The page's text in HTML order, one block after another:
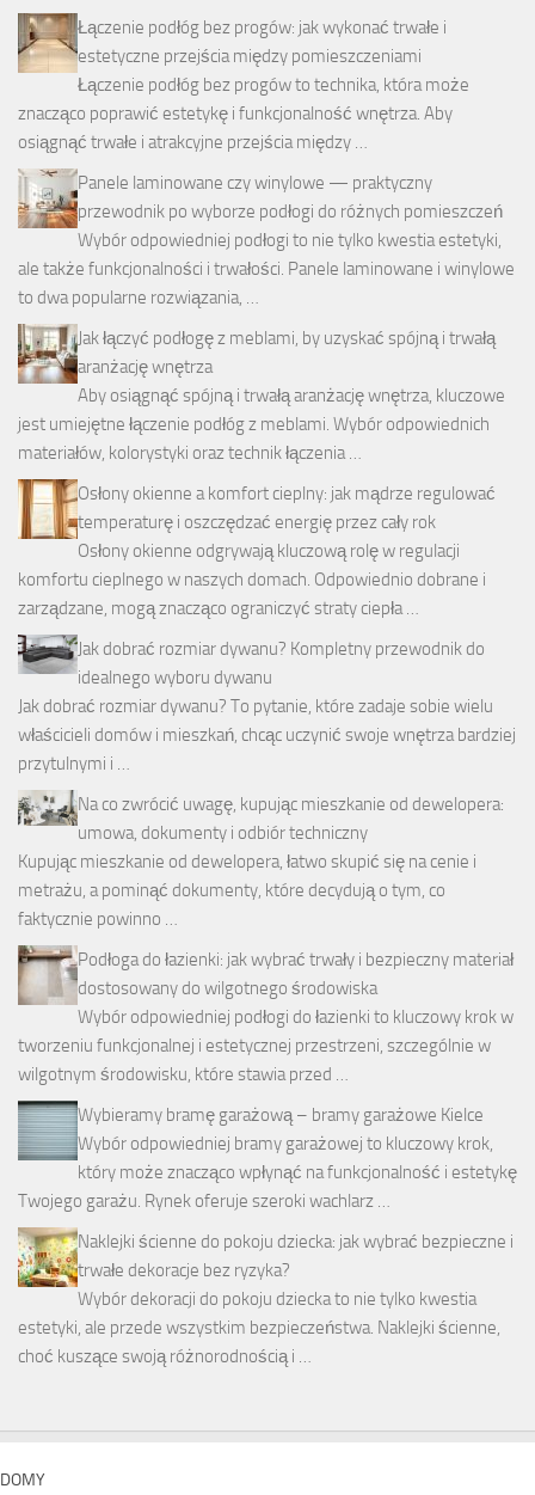
Łączenie podłóg bez progów: jak wykonać trwałe i
estetyczne przejścia między pomieszczeniami
Łączenie podłóg bez progów to technika, która może
znacząco poprawić estetykę i funkcjonalność wnętrza. Aby
osiągnąć trwałe i atrakcyjne przejścia między …
Panele laminowane czy winylowe — praktyczny
przewodnik po wyborze podłogi do różnych pomieszczeń
Wybór odpowiedniej podłogi to nie tylko kwestia estetyki,
ale także funkcjonalności i trwałości. Panele laminowane i winylowe
to dwa popularne rozwiązania, …
Jak łączyć podłogę z meblami, by uzyskać spójną i trwałą
aranżację wnętrza
Aby osiągnąć spójną i trwałą aranżację wnętrza, kluczowe
jest umiejętne łączenie podłóg z meblami. Wybór odpowiednich
materiałów, kolorystyki oraz technik łączenia …
Osłony okienne a komfort cieplny: jak mądrze regulować
temperaturę i oszczędzać energię przez cały rok
Osłony okienne odgrywają kluczową rolę w regulacji
komfortu cieplnego w naszych domach. Odpowiednio dobrane i
zarządzane, mogą znacząco ograniczyć straty ciepła …
Jak dobrać rozmiar dywanu? Kompletny przewodnik do
idealnego wyboru dywanu
Jak dobrać rozmiar dywanu? To pytanie, które zadaje sobie wielu
właścicieli domów i mieszkań, chcąc uczynić swoje wnętrza bardziej
przytulnymi i …
Na co zwrócić uwagę, kupując mieszkanie od dewelopera:
umowa, dokumenty i odbiór techniczny
Kupując mieszkanie od dewelopera, łatwo skupić się na cenie i
metrażu, a pominąć dokumenty, które decydują o tym, co
faktycznie powinno …
Podłoga do łazienki: jak wybrać trwały i bezpieczny materiał
dostosowany do wilgotnego środowiska
Wybór odpowiedniej podłogi do łazienki to kluczowy krok w
tworzeniu funkcjonalnej i estetycznej przestrzeni, szczególnie w
wilgotnym środowisku, które stawia przed …
Wybieramy bramę garażową – bramy garażowe Kielce
Wybór odpowiedniej bramy garażowej to kluczowy krok,
który może znacząco wpłynąć na funkcjonalność i estetykę
Twojego garażu. Rynek oferuje szeroki wachlarz …
Naklejki ścienne do pokoju dziecka: jak wybrać bezpieczne i
trwałe dekoracje bez ryzyka?
Wybór dekoracji do pokoju dziecka to nie tylko kwestia
estetyki, ale przede wszystkim bezpieczeństwa. Naklejki ścienne,
choć kuszące swoją różnorodnością i …
DOMY